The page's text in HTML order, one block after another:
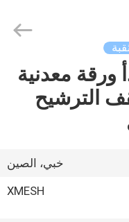
ورقة معدنية
الترشيح
خبي، الصين
XMESH